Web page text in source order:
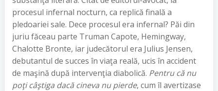
procesul infernal nocturn, ca replică finală a
pledoariei sale. Dece procesul era infernal? Păi din
juriu făceau parte Truman Capote, Hemingway,
Chalotte Bronte, iar judecătorul era Julius Jensen,
debutantul de succes în viaţa reală, ucis în accident
de maşină după intervenţia diabolică. Pentru că nu
poţi câştiga dacă cineva nu pierde, cum îl avertizase